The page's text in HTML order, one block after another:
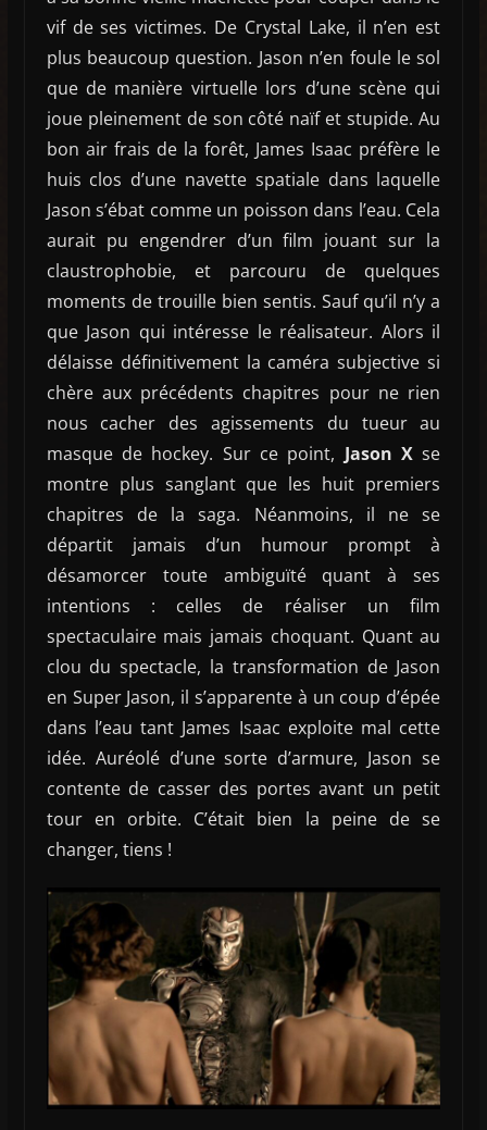
vif de ses victimes. De Crystal Lake, il n’en est
plus beaucoup question. Jason n’en foule le sol
que de manière virtuelle lors d’une scène qui
joue pleinement de son côté naïf et stupide. Au
bon air frais de la forêt, James Isaac préfère le
huis clos d’une navette spatiale dans laquelle
Jason s’ébat comme un poisson dans l’eau. Cela
aurait pu engendrer d’un film jouant sur la
claustrophobie, et parcouru de quelques
moments de trouille bien sentis. Sauf qu’il n’y a
que Jason qui intéresse le réalisateur. Alors il
délaisse définitivement la caméra subjective si
chère aux précédents chapitres pour ne rien
nous cacher des agissements du tueur au
masque de hockey. Sur ce point, Jason Xse
montre plus sanglant que les huit premiers
chapitres de la saga. Néanmoins, il ne se
départit jamais d’un humour prompt à
désamorcer toute ambiguïté quant à ses
intentions : celles de réaliser un film
spectaculaire mais jamais choquant. Quant au
clou du spectacle, la transformation de Jason
en Super Jason, il s’apparente à un coup d’épée
dans l’eau tant James Isaac exploite mal cette
idée. Auréolé d’une sorte d’armure, Jason se
contente de casser des portes avant un petit
tour en orbite. C’était bien la peine de se
changer, tiens !